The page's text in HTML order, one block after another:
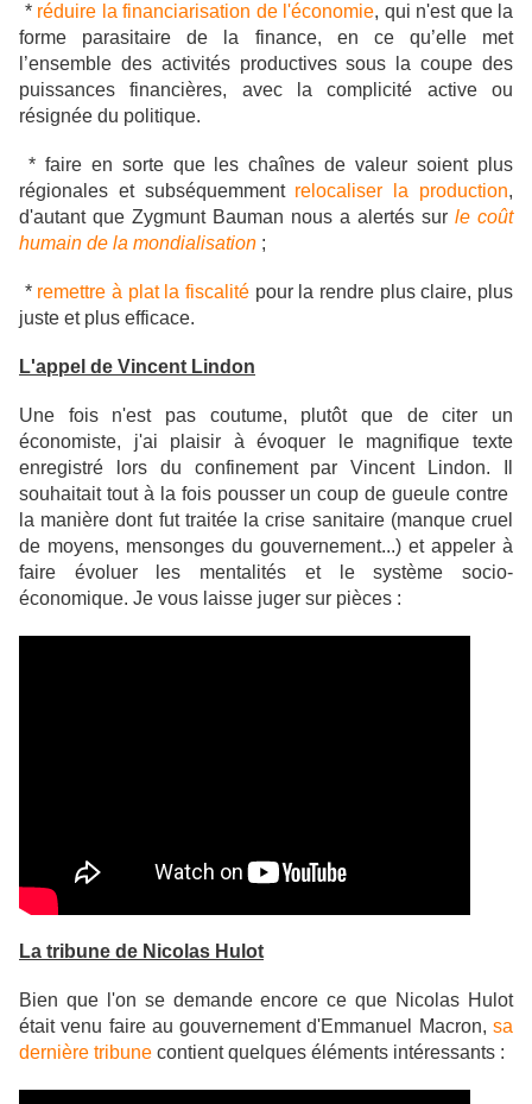
* réduire la financiarisation de l'économie, qui n'est que la
forme parasitaire de la finance, en ce qu’elle met
l’ensemble des activités productives sous la coupe des
puissances financières, avec la complicité active ou
résignée du politique.
* faire en sorte que les chaînes de valeur soient plus
régionales et subséquemment relocaliser la production,
d'autant que Zygmunt Bauman nous a alertés sur le coût
humain de la mondialisation ;
* remettre à plat la fiscalité pour la rendre plus claire, plus
juste et plus efficace.
L'appel de Vincent Lindon
Une fois n'est pas coutume, plutôt que de citer un
économiste, j'ai plaisir à évoquer le magnifique texte
enregistré lors du confinement par Vincent Lindon. Il
souhaitait tout à la fois pousser un coup de gueule contre
la manière dont fut traitée la crise sanitaire (manque cruel
de moyens, mensonges du gouvernement...) et appeler à
faire évoluer les mentalités et le système socio-
économique. Je vous laisse juger sur pièces :
La tribune de Nicolas Hulot
Bien que l'on se demande encore ce que Nicolas Hulot
était venu faire au gouvernement d'Emmanuel Macron, sa
dernière tribune contient quelques éléments intéressants :